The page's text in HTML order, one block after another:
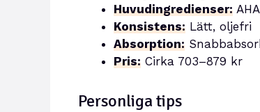
Huvudingredienser:
Konsistens: Lätt, oljefri
Absorption:
Pris: Cirka 703–879 kr
Personliga tips